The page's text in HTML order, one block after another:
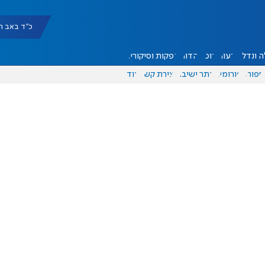
כ"ד באב תשפ"ו
ונדל"ן דעות אוכל יהדות הפקות וסיקורים
ספורט פורומים אתר ישיבה יצירת קשר עוד